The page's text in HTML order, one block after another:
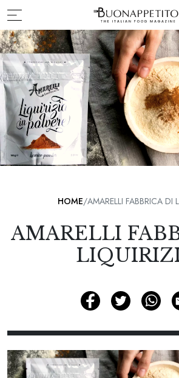
HOME AMARELLI FABBRICA DI
AMARELLI